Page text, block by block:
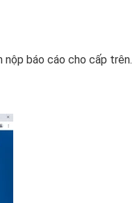
báo cáo cho cấp trên.